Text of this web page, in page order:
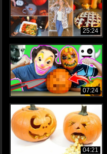
25:24
07:24
04:21